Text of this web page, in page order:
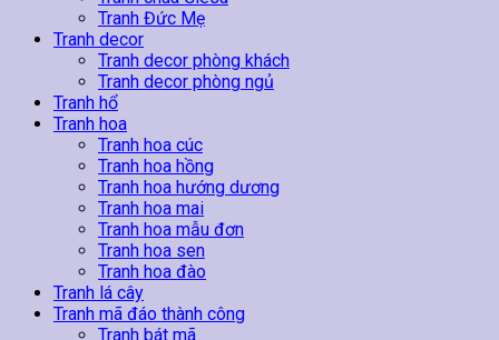
Tranh Đức Mẹ
Tranh decor
Tranh decor phòng khách
Tranh decor phòng ngủ
Tranh hổ
Tranh hoa
Tranh hoa cúc
Tranh hoa hồng
Tranh hoa hướng dương
Tranh hoa mai
Tranh hoa mẫu đơn
Tranh hoa sen
Tranh hoa đào
Tranh lá cây
Tranh mã đáo thành công
Tranh bát mã